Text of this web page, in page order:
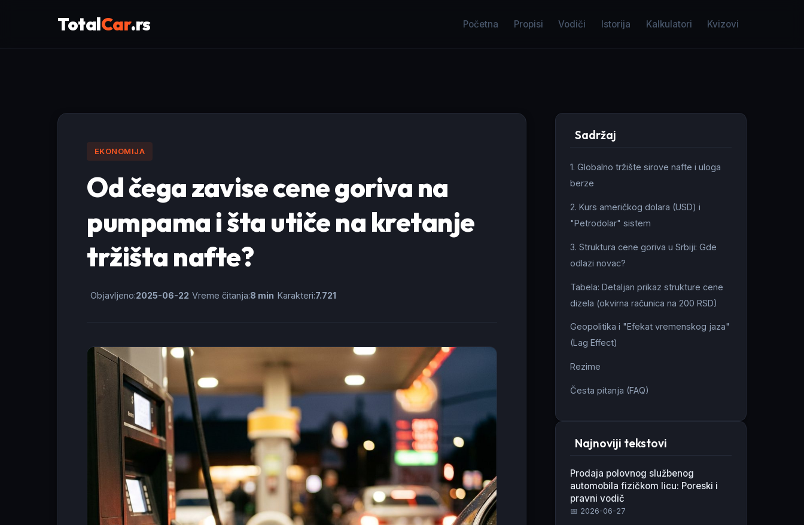
TotalCar.rs Početna Propisi Vodiči Istorija Kalkulatori Kvizovi
EKONOMIJA
Od čega zavise cene goriva na
pumpama i šta utiče na kretanje
tržišta nafte?
Objavljeno:2025-06-22 Vreme čitanja:8 min Karakteri:7.721
Sadržaj
1. Globalno tržište sirove nafte i uloga
berze
2. Kurs američkog dolara (USD) i
"Petrodolar" sistem
3. Struktura cene goriva u Srbiji: Gde
odlazi novac?
Tabela: Detaljan prikaz strukture cene
dizela (okvirna računica na 200 RSD)
Geopolitika i "Efekat vremenskog jaza"
(Lag Effect)
Rezime
Česta pitanja (FAQ)
Najnoviji tekstovi
Prodaja polovnog službenog
automobila fizičkom licu: Poreski i
pravni vodič
📅 2026-06-27